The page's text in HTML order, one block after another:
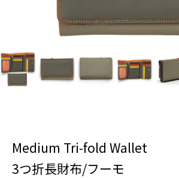
Medium Tri-fold Wallet
3つ折長財布/フーモ